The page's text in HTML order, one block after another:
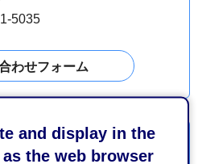
and display in the
the web browser
5035
するためにみなさまのご意